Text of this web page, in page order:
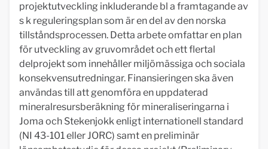
projektutveckling inkluderande bl a framtagande av
s k reguleringsplan som är en del av den norska
tillståndsprocessen. Detta arbete omfattar en plan
för utveckling av gruvområdet och ett flertal
delprojekt som innehåller miljömässiga och sociala
konsekvensutredningar. Finansieringen ska även
användas till att genomföra en uppdaterad
mineralresursberäkning för mineraliseringarna i
Joma och Stekenjokk enligt internationell standard
(NI 43-101 eller JORC) samt en preliminär